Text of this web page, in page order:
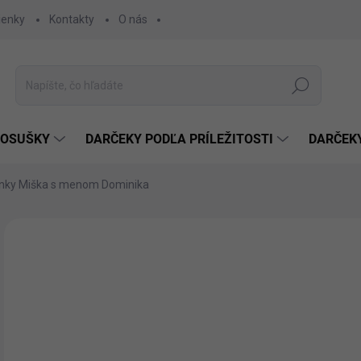
Kontakty O nás
Hľadať
DARČEKY PODĽA PRÍLEŽITOSTI
Miška s menom Dominika